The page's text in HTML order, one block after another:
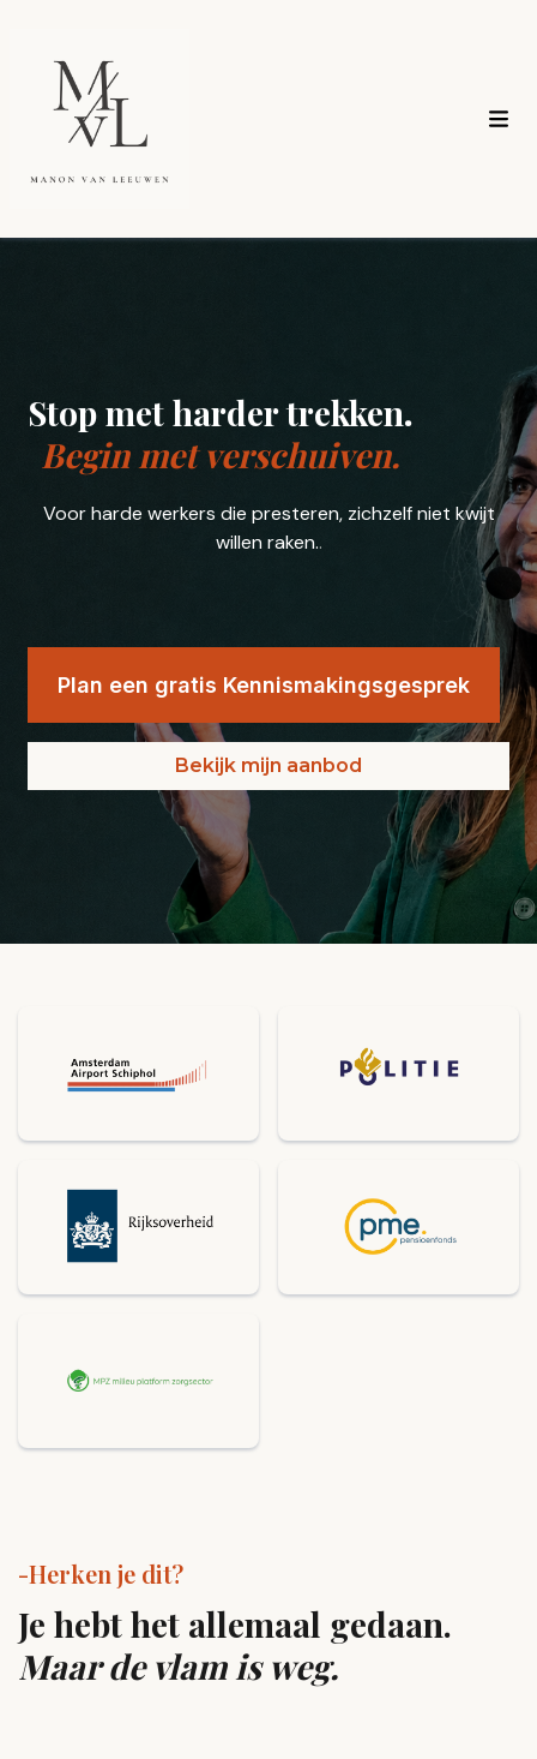
Stop met harder trekken.
Begin met verschuiven.
Voor harde werkers die presteren, zichzelf niet kwijt
willen raken..
Plan een gratis Kennismakingsgesprek
Bekijk mijn aanbod
-Herken je dit?
Je hebt het allemaal gedaan.
Maar de vlam is weg.